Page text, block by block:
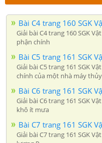
Bài C4 trang 160 SGK
Giải bài C4 trang 160 SGK
phận chính
Bài C5 trang 161 SGK
Giải bài C5 trang 161 SGK
chính của một nhà máy
Bài C6 trang 161 SGK
Giải bài C6 trang 161 SGK
khô ít mưa
Bài C7 trang 161 SGK
Giải bài C7 trang 161 SGK